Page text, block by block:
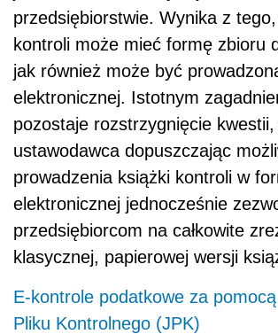
przedsiębiorstwie. Wynika z
kontroli może mieć formę zbioru
jak również może być
elektronicznej. Istotnym
pozostaje rozstrzygnięcie
ustawodawca dopuszczając
prowadzenia książki kontroli w
elektronicznej jednocześnie
przedsiębiorcom na całkowite
klasycznej, papierowej wersji
E-kontrole podatkowe za
Pliku Kontrolnego (JPK)